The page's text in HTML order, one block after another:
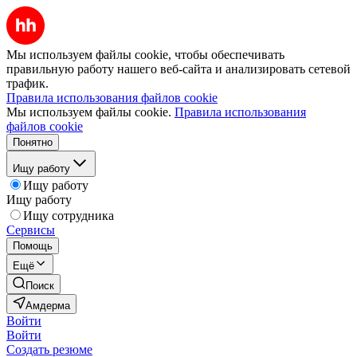
Мы используем файлы cookie, чтобы обеспечивать
правильную работу нашего веб-сайта и анализировать сетевой
трафик.
Правила использования файлов cookie
Мы используем файлы cookie. Правила использования
файлов cookie
Понятно
Ищу работу
Ищу работу
Ищу работу
Ищу сотрудника
Сервисы
Помощь
Ещё
Поиск
Амдерма
Войти
Войти
Создать резюме